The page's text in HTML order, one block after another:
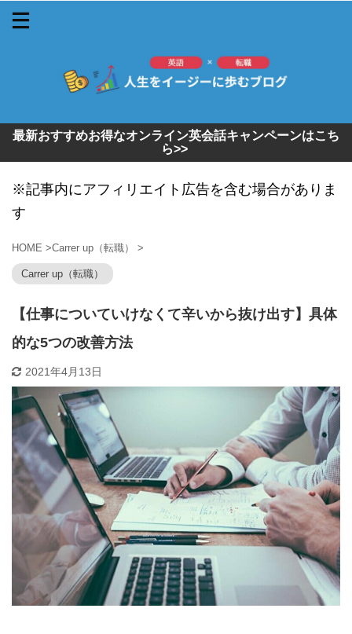
最新おすすめお得なオンライン英会話キャンペーンはこち
ら>>
※記事内にアフィリエイト広告を含む場合がありま
す
HOME >Carrer up（転職） >
Carrer up（転職）
【仕事についていけなくて辛いから抜け出す】具体
的な5つの改善方法
2021年4月13日